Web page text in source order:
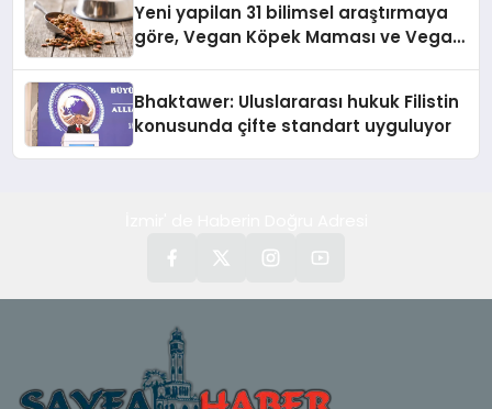
Yeni yapilan 31 bilimsel araştırmaya
göre, Vegan Köpek Maması ve Vegan
Bhaktawer: Uluslararası hukuk Filistin
konusunda çifte standart uyguluyor